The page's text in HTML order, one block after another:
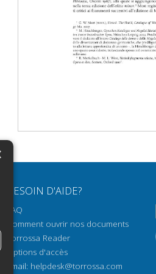
BESOIN D'AIDE?
FAQ
Comment ouvrir nos documents
Torrossa Reader
Options d'accès
Email: helpdesk@torrossa.com